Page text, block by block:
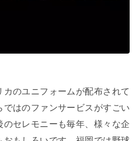
のユニフォームが配布されて
はのファンサービスがすごい
セレモニーも毎年、様々な企